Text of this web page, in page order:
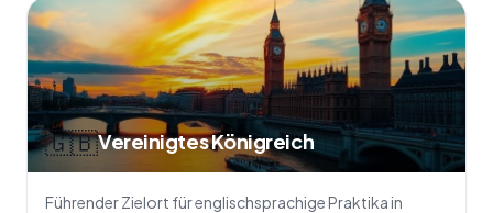
🇬🇧Vereinigtes Königreich
Führender Zielort für englischsprachige Praktika in